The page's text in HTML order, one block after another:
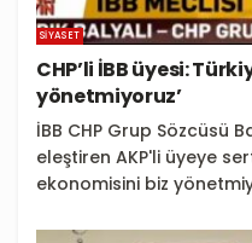
SIYASET
CHP’li İBB üyesi:
yönetmiyoruz’
İBB CHP Grup Sözcüsü
eleştiren AKP'li üyeye
ekonomisini biz